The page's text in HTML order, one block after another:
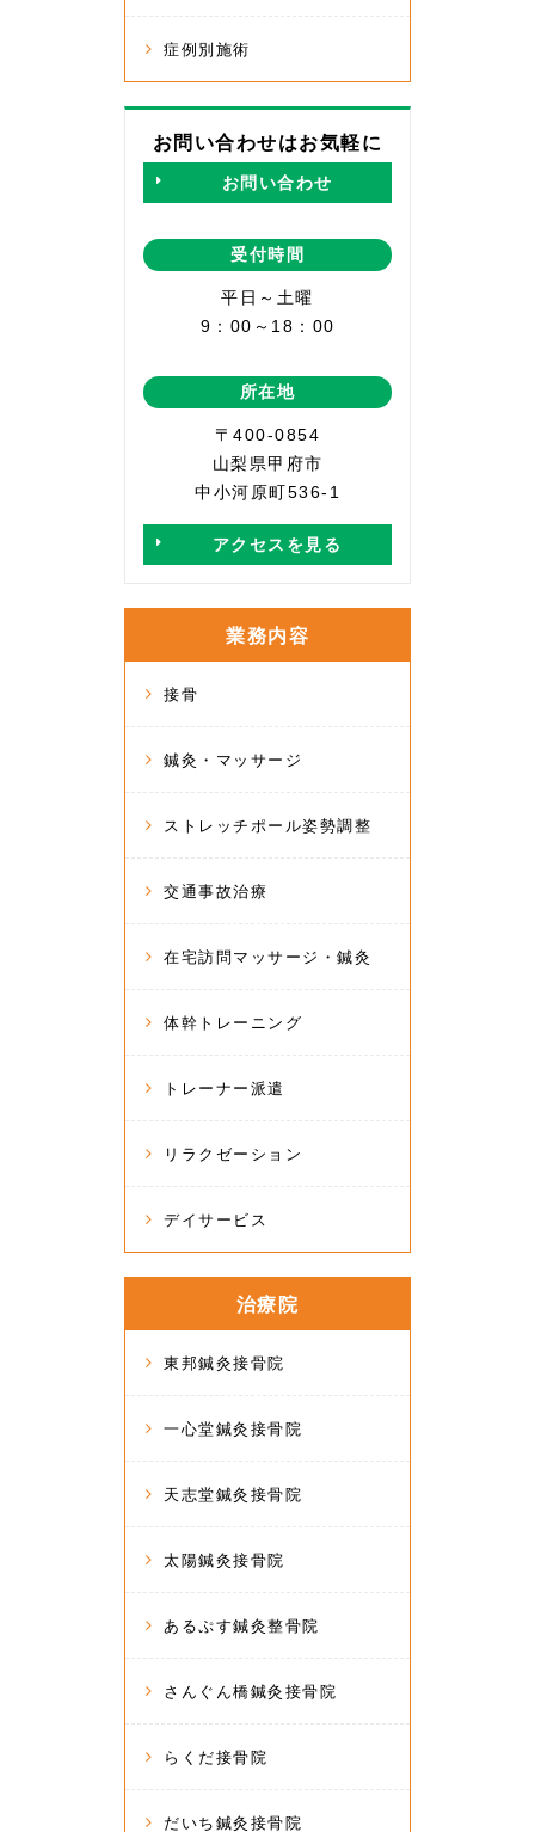
症例別施術
お問い合わせはお気軽に
お問い合わせ
受付時間
平日～土曜
9：00～18：00
所在地
〒400-0854
山梨県甲府市
中小河原町536-1
アクセスを見る
業務内容
接骨
鍼灸・マッサージ
ストレッチポール姿勢調整
交通事故治療
在宅訪問マッサージ・鍼灸
体幹トレーニング
トレーナー派遣
リラクゼーション
デイサービス
治療院
東邦鍼灸接骨院
一心堂鍼灸接骨院
天志堂鍼灸接骨院
太陽鍼灸接骨院
あるぷす鍼灸整骨院
さんぐん橋鍼灸接骨院
らくだ接骨院
だいち鍼灸接骨院